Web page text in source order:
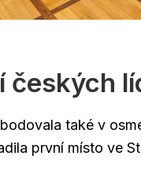
českých
také v
první místo ve